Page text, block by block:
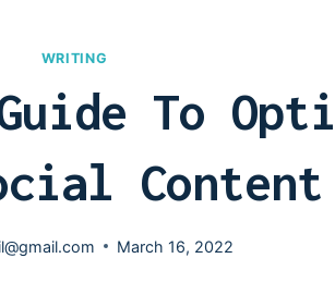
WRITING
To
Content
March 16, 2022